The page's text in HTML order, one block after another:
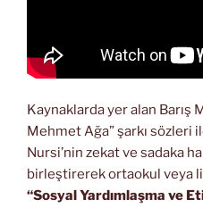
Kaynaklarda yer alan Barış
Mehmet Ağa” şarkı sözleri
Nursi’nin zekat ve sadaka
birleştirerek ortaokul veya
“Sosyal Yardımlaşma ve